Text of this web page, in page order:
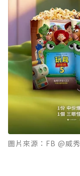
圖片來源：FB @威